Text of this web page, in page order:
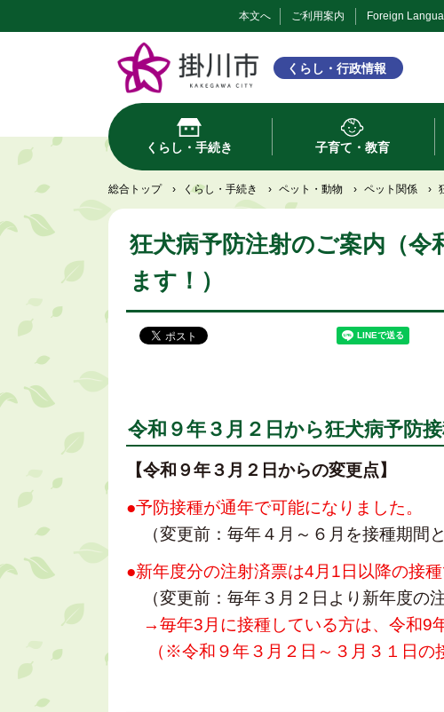
本文へ ご利用案内 Foreign
くらし・行政情報
くらし・手続き 子育て・教育
総合トップ › くらし・手続き › ペット・動物 › ペット関係 ›
狂犬病予防注射のご案内（令
ます！）
令和９年３月２日から狂犬病予防
【令和９年３月２日からの変更点】
●予防接種が通年で可能になりました。
（変更前：毎年４月～６月を接種期間
●新年度分の注射済票は4月1日以降の接種
（変更前：毎年３月２日より新年度の
→毎年3月に接種している方は、令和9
（※令和９年３月２日～３月３１日の